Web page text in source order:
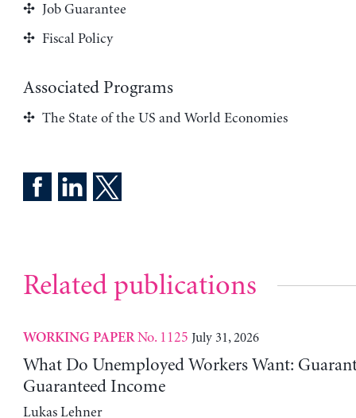
Job Guarantee
Fiscal Policy
Associated Programs
The State of the US and World Economies
Related publications
WORKING PAPERNo. 1125 July 31, 2026
What Do Unemployed Workers Want:
Guaranteed Income
Lukas Lehner